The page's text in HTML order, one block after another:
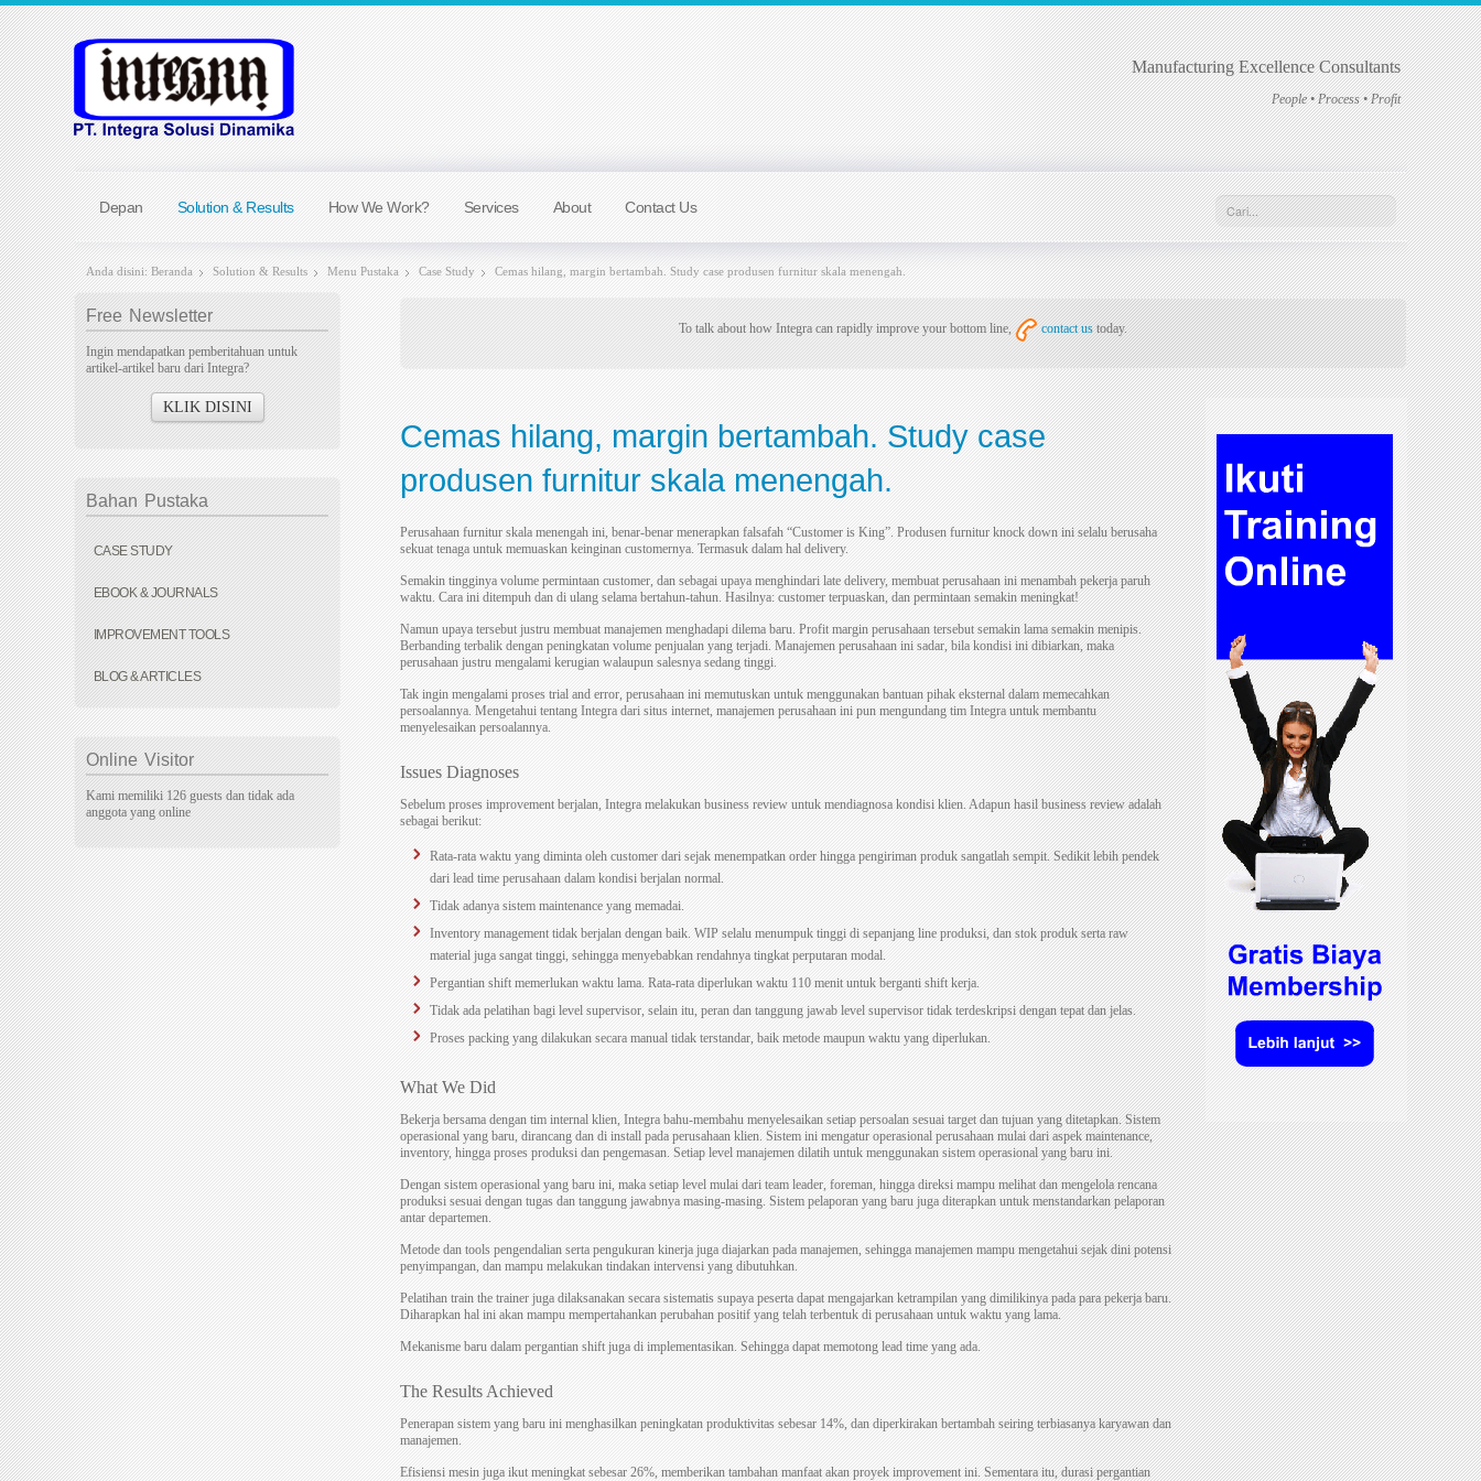
Manufacturing Excellence Consultants
People • Process • Profit
Depan Solution & Results How We Work? Services About Contact Us
Anda disini:Beranda Solution & Results Menu Pustaka Case Study Cemas hilang, margin bertambah. Study case produsen furnitur skala menengah.
Free Newsletter
Ingin mendapatkan pemberitahuan untuk
artikel-artikel baru dari Integra?
KLIK DISINI
Bahan Pustaka
CASE STUDY
EBOOK & JOURNALS
IMPROVEMENT TOOLS
BLOG & ARTICLES
Online Visitor
Kami memiliki 126 guests dan tidak ada
anggota yang online
To talk about how Integra can rapidly improve your bottom line, contact ustoday.
Cemas hilang, margin bertambah. Study case
produsen furnitur skala menengah.
Perusahaan furnitur skala menengah ini, benar-benar menerapkan falsafah “Customer is King”. Produsen furnitur knock down ini selalu berusaha
sekuat tenaga untuk memuaskan keinginan customernya. Termasuk dalam hal delivery.
Semakin tingginya volume permintaan customer, dan sebagai upaya menghindari late delivery, membuat perusahaan ini menambah pekerja paruh
waktu. Cara ini ditempuh dan di ulang selama bertahun-tahun. Hasilnya: customer terpuaskan, dan permintaan semakin meningkat!
Namun upaya tersebut justru membuat manajemen menghadapi dilema baru. Profit margin perusahaan tersebut semakin lama semakin menipis.
Berbanding terbalik dengan peningkatan volume penjualan yang terjadi. Manajemen perusahaan ini sadar, bila kondisi ini dibiarkan, maka
perusahaan justru mengalami kerugian walaupun salesnya sedang tinggi.
Tak ingin mengalami proses trial and error, perusahaan ini memutuskan untuk menggunakan bantuan pihak eksternal dalam memecahkan
persoalannya. Mengetahui tentang Integra dari situs internet, manajemen perusahaan ini pun mengundang tim Integra untuk membantu
menyelesaikan persoalannya.
Issues Diagnoses
Sebelum proses improvement berjalan, Integra melakukan business review untuk mendiagnosa kondisi klien. Adapun hasil business review adalah
sebagai berikut:
Rata-rata waktu yang diminta oleh customer dari sejak menempatkan order hingga pengiriman produk sangatlah sempit. Sedikit lebih pendek
dari lead time perusahaan dalam kondisi berjalan normal.
Tidak adanya sistem maintenance yang memadai.
Inventory management tidak berjalan dengan baik. WIP selalu menumpuk tinggi di sepanjang line produksi, dan stok produk serta raw
material juga sangat tinggi, sehingga menyebabkan rendahnya tingkat perputaran modal.
Pergantian shift memerlukan waktu lama. Rata-rata diperlukan waktu 110 menit untuk berganti shift kerja.
Tidak ada pelatihan bagi level supervisor, selain itu, peran dan tanggung jawab level supervisor tidak terdeskripsi dengan tepat dan jelas.
Proses packing yang dilakukan secara manual tidak terstandar, baik metode maupun waktu yang diperlukan.
What We Did
Bekerja bersama dengan tim internal klien, Integra bahu-membahu menyelesaikan setiap persoalan sesuai target dan tujuan yang ditetapkan. Sistem
operasional yang baru, dirancang dan di install pada perusahaan klien. Sistem ini mengatur operasional perusahaan mulai dari aspek maintenance,
inventory, hingga proses produksi dan pengemasan. Setiap level manajemen dilatih untuk menggunakan sistem operasional yang baru ini.
Dengan sistem operasional yang baru ini, maka setiap level mulai dari team leader, foreman, hingga direksi mampu melihat dan mengelola rencana
produksi sesuai dengan tugas dan tanggung jawabnya masing-masing. Sistem pelaporan yang baru juga diterapkan untuk menstandarkan pelaporan
antar departemen.
Metode dan tools pengendalian serta pengukuran kinerja juga diajarkan pada manajemen, sehingga manajemen mampu mengetahui sejak dini potensi
penyimpangan, dan mampu melakukan tindakan intervensi yang dibutuhkan.
Pelatihan train the trainer juga dilaksanakan secara sistematis supaya peserta dapat mengajarkan ketrampilan yang dimilikinya pada para pekerja baru.
Diharapkan hal ini akan mampu mempertahankan perubahan positif yang telah terbentuk di perusahaan untuk waktu yang lama.
Mekanisme baru dalam pergantian shift juga di implementasikan. Sehingga dapat memotong lead time yang ada.
The Results Achieved
Penerapan sistem yang baru ini menghasilkan peningkatan produktivitas sebesar 14%, dan diperkirakan bertambah seiring terbiasanya karyawan dan
manajemen.
Efisiensi mesin juga ikut meningkat sebesar 26%, memberikan tambahan manfaat akan proyek improvement ini. Sementara itu, durasi pergantian